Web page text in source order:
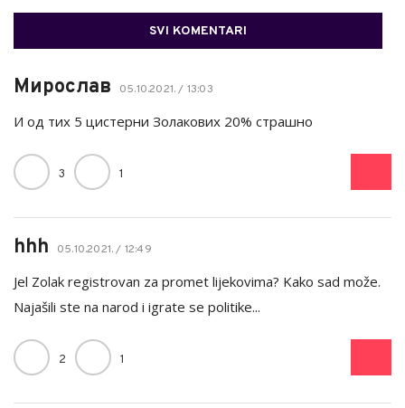
SVI KOMENTARI
Мирослав 05.10.2021. / 13:03
И од тих 5 цистерни Золакових 20% страшно
3 1
hhh 05.10.2021. / 12:49
Jel Zolak registrovan za promet lijekovima? Kako sad može.
Najašili ste na narod i igrate se politike...
2 1